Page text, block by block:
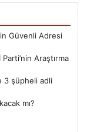
Güvenli Adresi
Araştırma
3 şüpheli adli
mı?